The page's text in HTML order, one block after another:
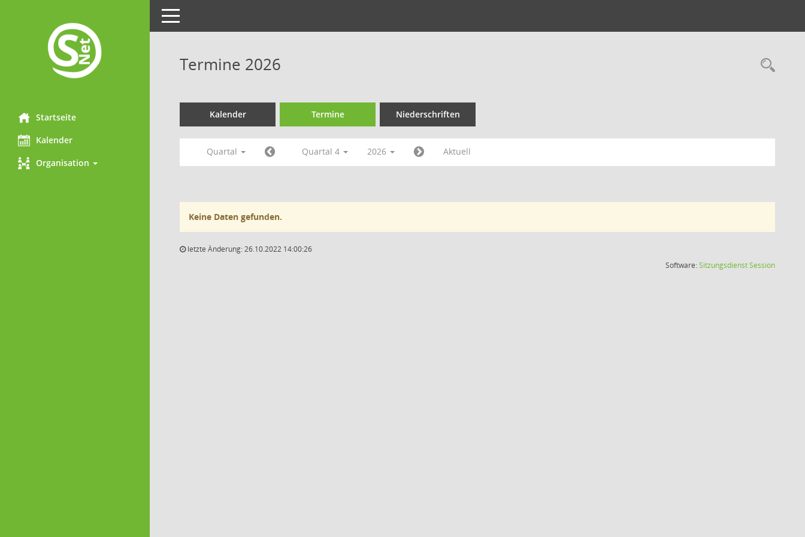
Startseite
Kalender
Organisation
Toggle
navigation
Termine 2026
Kalender Termine Niederschriften
Quartal Quartal 4 2026 Aktuell
Keine Daten gefunden.
letzte Änderung: 26.10.2022 14:00:26
Software:SitzungsdienstSession